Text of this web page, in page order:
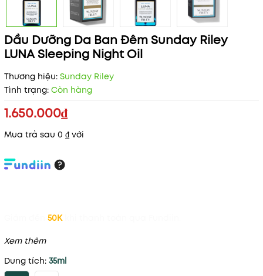
Dầu Dưỡng Da Ban Đêm Sunday Riley
LUNA Sleeping Night Oil
Thương hiệu: Sunday Riley
Tình trạng: Còn hàng
1.650.000₫
Mua trả sau 0 ₫ với
50K
Xem thêm
Dung tích: 35ml